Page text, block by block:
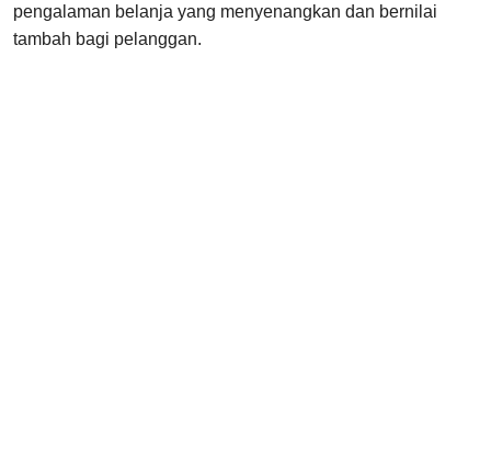
pengalaman belanja yang menyenangkan dan bernilai
tambah bagi pelanggan.